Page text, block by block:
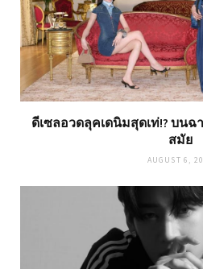
ดีเซลอวดลุคเดนิมสุดเท่!? บน
สมัย
AUGUST 6,